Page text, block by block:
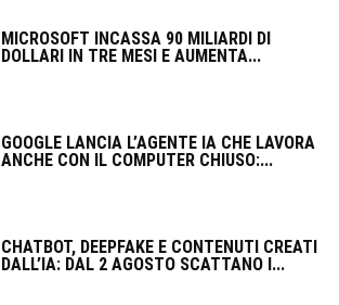
MICROSOFT INCASSA 90 MILIARDI DI
DOLLARI IN TRE MESI E AUMENTA...
GOOGLE LANCIA L’AGENTE IA CHE LAVORA
ANCHE CON IL COMPUTER CHIUSO:...
CHATBOT, DEEPFAKE E CONTENUTI CREATI
DALL’IA: DAL 2 AGOSTO SCATTANO I...